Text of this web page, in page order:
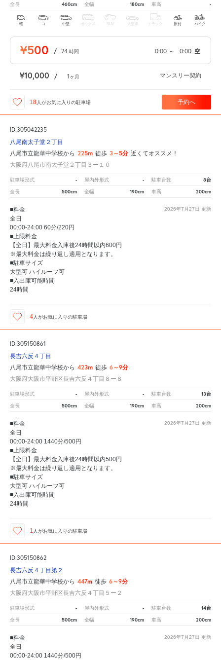
全長 460cm 全幅 180cm 車高 -
軽 コ 中型 ボックス SUV 大型車 トラック 原付 バイク
¥500 / 24 時間 0:00 ～ 0:00 空
¥10,000 / 1ヶ月 マンスリー契約
18人がお気に入りの駐車場 予約へ
ID:305042235
八尾南太子堂２丁目
八尾市立龍華中学校から 225m 徒歩 3～5分 近くてオススメ！
大阪府八尾市南太子堂２丁目３ー１０
駐車場形式 - 屋内外形式 - 駐車台数 8台
全長 500cm 全幅 190cm 車高 200cm
2026年7月27日 更新
■料金
全日
00:00-24:00 60分/220円
■上限料金
【全日】最大料金入庫後24時間以内600円
※最大料金は繰り返し適用となります。
■駐車サイズ
大型可 ハイルーフ可
■入出庫可能時間
24時間
4人がお気に入りの駐車場
ID:305150861
長吉六反４丁目
八尾市立龍華中学校から 423m 徒歩 6～9分
大阪府大阪市平野区長吉六反４丁目８ー８
駐車場形式 - 屋内外形式 - 駐車台数 13台
全長 500cm 全幅 190cm 車高 200cm
2026年7月27日 更新
■料金
全日
00:00-24:00 1440分/500円
■上限料金
【全日】最大料金入庫後24時間以内500円
※最大料金は繰り返し適用となります。
■駐車サイズ
大型可 ハイルーフ可
■入出庫可能時間
24時間
1 人がお気に入りの駐車場
ID:305150862
長吉六反４丁目第２
八尾市立龍華中学校から 447m 徒歩 6～9分
大阪府大阪市平野区長吉六反４丁目５ー２
駐車場形式 - 屋内外形式 - 駐車台数 14台
全長 500cm 全幅 190cm 車高 200cm
2026年7月27日 更新
■料金
全日
00:00-24:00 1440分/500円